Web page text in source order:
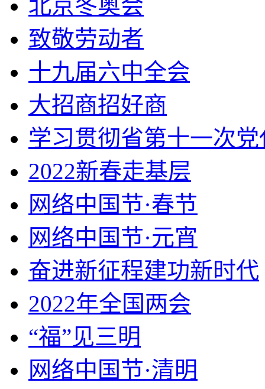
北京冬奥会
致敬劳动者
十九届六中全会
大招商招好商
学习贯彻省第十一次
2022新春走基层
网络中国节·春节
网络中国节·元宵
奋进新征程建功新时代
2022年全国两会
“福”见三明
网络中国节·清明